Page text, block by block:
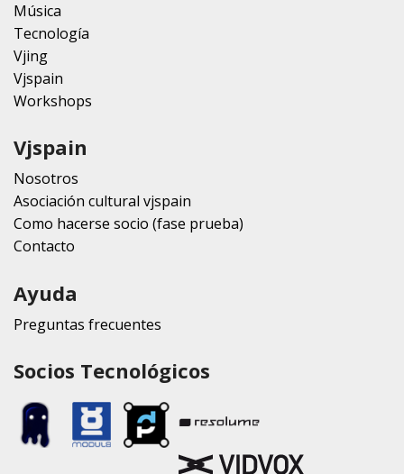
Música
Tecnología
Vjing
Vjspain
Workshops
Vjspain
Nosotros
Asociación cultural vjspain
Como hacerse socio (fase prueba)
Contacto
Ayuda
Preguntas frecuentes
Socios Tecnológicos